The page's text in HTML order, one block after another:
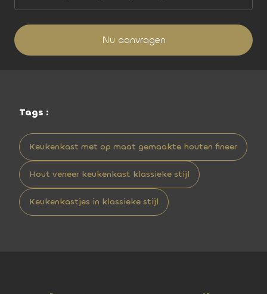
Nu aanvragen
Tags :
Keukenkast met op maat gemaakte houten fineer
Hout veneer keukenkast klassieke stijl
Keukenkastjes in klassieke stijl